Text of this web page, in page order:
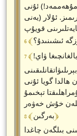
مۇھەممەد!) ئۇنى
ئۇلار (يەنى
قويۇپ
ئىشىنىدۇ؟
ۋاي!
ھالدا گويا ئۇنى
تېخىمۇ
خۇش خەۋەر
بەرگىن﴾ 8 ﴿
بىلگەن چاغدا